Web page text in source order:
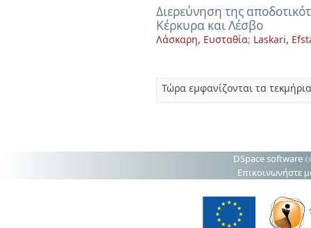
Διερεύνηση της
Κέρκυρα και Λέσβο
Λάσκαρη, Ευσταθία; Laskari,
Τώρα εμφανίζονται τα
DSpace software
Επικοινωνήστε